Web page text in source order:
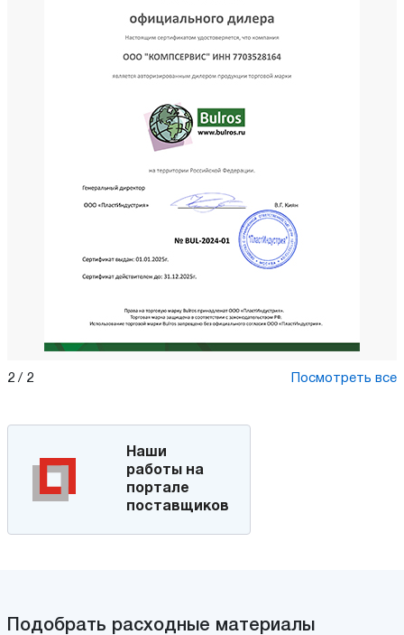
2 / 2 Посмотреть все
Наши
работы на
портале
поставщиков
Подобрать расходные материалы